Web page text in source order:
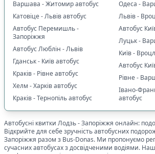
Варшава - Житомир автобус
Катовіце - Львів автобус
Автобус Перемишль -
Запоріжжя
Автобус Люблін - Львів
Гданськ - Київ автобус
Краків - Рівне автобус
Хелм - Харків автобус
Краків - Тернопіль автобус
Одеса -
Львів -
Автобус
Луцьк -
Київ -
Автобус
Рівне -
Івано-
автобус
Автобусні квитки Лодзь-Запоріжжя онлайн:
Відкрийте для себе зручність автобусних
Запоріжжя разом з Bus-Donas. Ми пропонуємо
сучасних автобусах з досвідченими водіями.